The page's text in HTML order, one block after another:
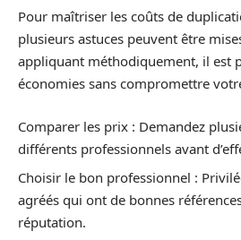
Pour maîtriser les coûts de
plusieurs astuces peuvent être
appliquant méthodiquement, il est
économies sans compromettre
Comparer les prix : Demandez
différents professionnels avant
Choisir le bon professionnel :
agréés qui ont de bonnes
réputation.